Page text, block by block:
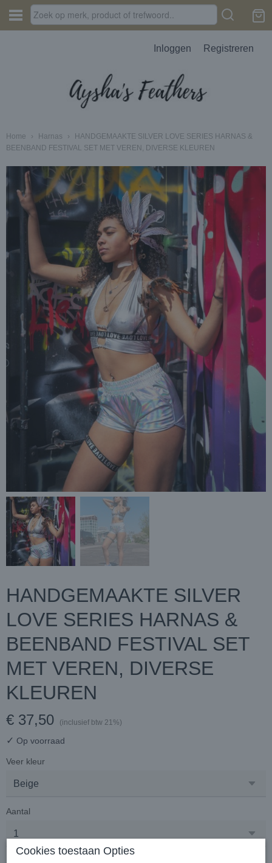
Inloggen Registreren
Home › Harnas ›
HANDGEMAAKTE SILVER LOVE SERIES HARNAS &
BEENBAND FESTIVAL SET MET VEREN, DIVERSE KLEUREN
HANDGEMAAKTE SILVER
LOVE SERIES HARNAS &
BEENBAND FESTIVAL SET
MET VEREN, DIVERSE
KLEUREN
€ 37,50 (inclusief btw 21%)
✓ Op voorraad
Veer kleur
Aantal
Cookies toestaan Opties